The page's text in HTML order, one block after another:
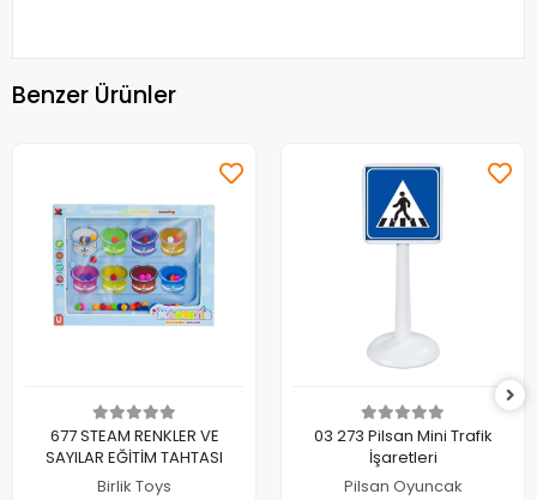
Benzer Ürünler
Sepete Ekle
677 STEAM RENKLER VE
SAYILAR EĞİTİM TAHTASI
Birlik Toys
Sepete Ekle
03 273 Pilsan Mini Trafik
İşaretleri
Pilsan Oyuncak